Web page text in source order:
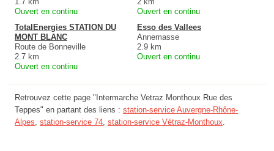
Ouvert en continu
Ouvert en continu
TotalEnergies STATION DU
MONT BLANC
Route de Bonneville
2.7 km
Ouvert en continu
Esso des Vallees
Annemasse
2.9 km
Ouvert en continu
Retrouvez cette page "Intermarche Vetraz Monthoux Rue des
Teppes" en partant des liens : station-service Auvergne-Rhône-
Alpes station-service 74 station-service Vétraz-Monthoux